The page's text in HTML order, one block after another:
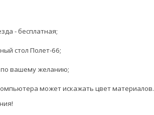
- бесплатная;
стол Полет-66;
по вашему желанию;
может искажать цвет материалов.